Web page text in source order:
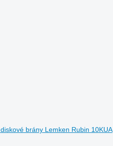
diskové brány Lemken Rubin 10KUA